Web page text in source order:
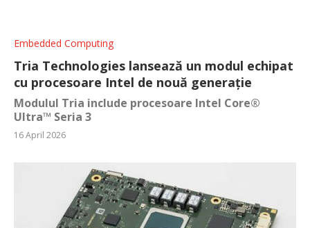
Embedded Computing
Tria Technologies lansează un modul echipat
cu procesoare Intel de nouă generație
Modulul Tria include procesoare Intel Core®
Ultra™ Seria 3
16 April 2026